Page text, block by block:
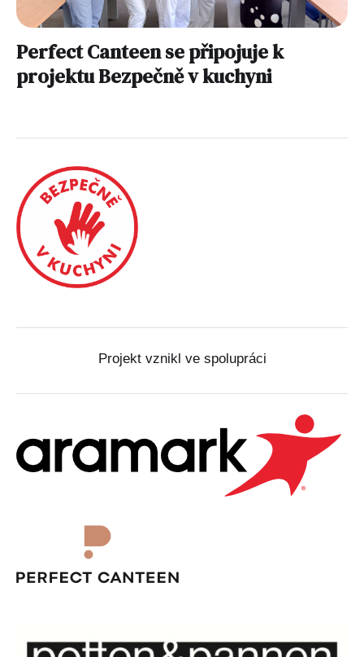
Perfect Canteen se připojuje k
projektu Bezpečně v kuchyni
Projekt vznikl ve spolupráci